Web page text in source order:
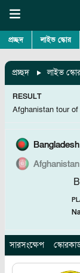
প্রচ্ছদ লাইভ স্কোর
প্রচ্ছদ লাইভ
RESULT
Afghanistan tour
Bangladesh
Afghanistan
সারসংক্ষেপ